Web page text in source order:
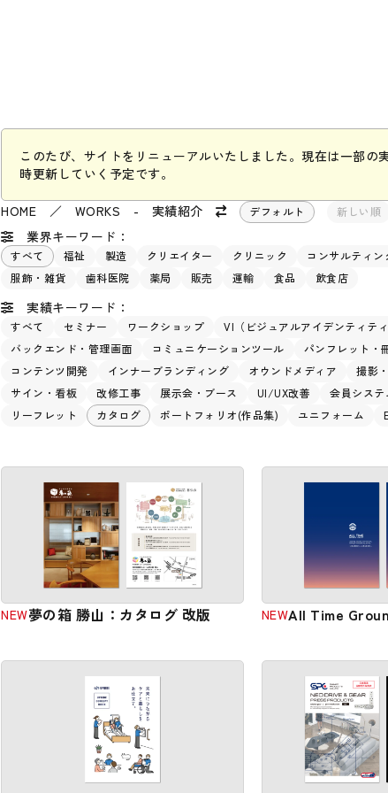
このたび、サイトをリニューアルいたしました。現在は一部
時更新していく予定です。
HOME ／ WORKS - 実績紹介 デフォルト 新しい順
業界キーワード：
すべて 福祉 製造 クリエイター クリニック コンサルティン
服飾・雑貨
歯科医院 薬局 販売 運輸 食品 飲食店
実績キーワード：
すべて セミナー ワークショップ VI（ビジュアルアイデンティティ
バックエンド・管理画面
コミュニケーションツール パンフレット・
コンテンツ開発
インナーブランディング オウンドメディア 撮影
サイン・看板
改修工事 展示会・ブース UI/UX改善 会員システ
リーフレット
カタログ ポートフォリオ(作品集) ユニフォーム
NEW夢の箱 勝山：カタログ 改版 NEWAll Time